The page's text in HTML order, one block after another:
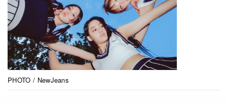
PHOTO / NewJeans